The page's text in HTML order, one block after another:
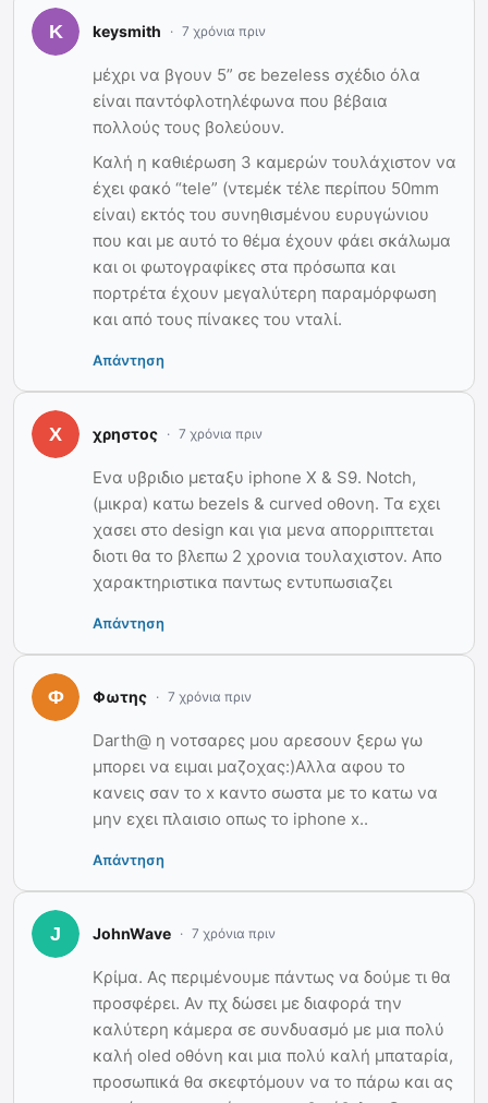
keysmith 7 χρόνια πριν
μέχρι να βγουν 5” σε bezeless σχέδιο όλα
είναι παντόφλοτηλέφωνα που βέβαια
πολλούς τους βολεύουν.
Καλή η καθιέρωση 3 καμερών τουλάχιστον να
έχει φακό “tele” (ντεμέκ τέλε περίπου 50mm
είναι) εκτός του συνηθισμένου ευρυγώνιου
που και με αυτό το θέμα έχουν φάει σκάλωμα
και οι φωτογραφίκες στα πρόσωπα και
πορτρέτα έχουν μεγαλύτερη παραμόρφωση
και από τους πίνακες του νταλί.
Απάντηση
χρηστος 7 χρόνια πριν
Ενα υβριδιο μεταξυ iphone X & S9. Notch,
(μικρα) κατω bezels & curved οθονη. Τα εχει
χασει στο design και για μενα απορριπτεται
διοτι θα το βλεπω 2 χρονια τουλαχιστον. Απο
χαρακτηριστικα παντως εντυπωσιαζει
Απάντηση
Φωτης 7 χρόνια πριν
Darth@ η νοτσαρες μου αρεσουν ξερω γω
μπορει να ειμαι μαζοχας:)Αλλα αφου το
κανεις σαν το x καντο σωστα με το κατω να
μην εχει πλαισιο οπως το iphone x..
Απάντηση
JohnWave 7 χρόνια πριν
Κρίμα. Ας περιμένουμε πάντως να δούμε τι θα
προσφέρει. Αν πχ δώσει με διαφορά την
καλύτερη κάμερα σε συνδυασμό με μια πολύ
καλή oled οθόνη και μια πολύ καλή μπαταρία,
προσωπικά θα σκεφτόμουν να το πάρω και ας